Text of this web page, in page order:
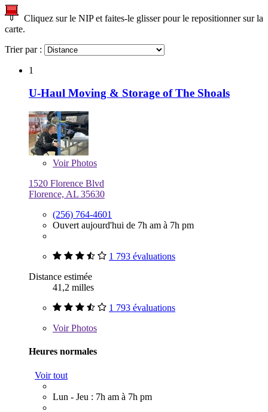
Cliquez sur le NIP et faites-le glisser pour le repositionner sur la
carte.
Trier par :
1
U-Haul Moving & Storage of The Shoals
VoirPhotos
1520 Florence Blvd
Florence, AL 35630
(256) 764-4601
Ouvert aujourd'hui de 7h am à 7h pm
1 793 évaluations
Distance estimée
41,2 milles
1 793 évaluations
VoirPhotos
Heures normales
Voir tout
Lun - Jeu : 7h am à 7h pm